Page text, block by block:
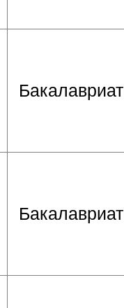
Бакалавриат
Бакалавриат